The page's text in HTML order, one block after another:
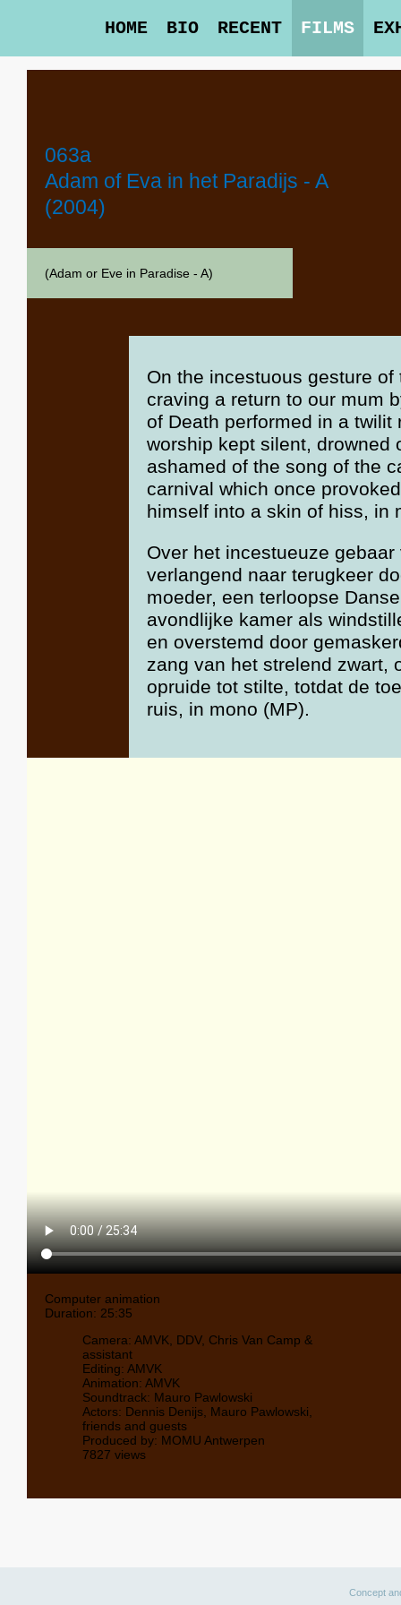
HOME BIO RECENT FILMS
063a
Adam of Eva in het Paradijs - A
(2004)
(Adam or Eve in Paradise - A)
On the incestuous gesture
craving a return to our mum
of Death performed in a
worship kept silent, drowned
ashamed of the song of the
carnival which once
himself into a skin of hiss, in
Over het incestueuze
verlangend naar terugkeer
moeder, een terloopse
avondlijke kamer als
en overstemd door
zang van het strelend zwart,
opruide tot stilte, totdat de
ruis, in mono (MP).
Computer animation
Duration: 25:35
Camera: AMVK, DDV, Chris Van Camp &
assistant
Editing: AMVK
Animation: AMVK
Soundtrack: Mauro Pawlowski
Actors: Dennis Denijs, Mauro Pawlowski,
friends and guests
Produced by: MOMU Antwerpen
7827 views
Concept